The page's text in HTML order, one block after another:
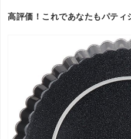
高評価！これであなたもパティ